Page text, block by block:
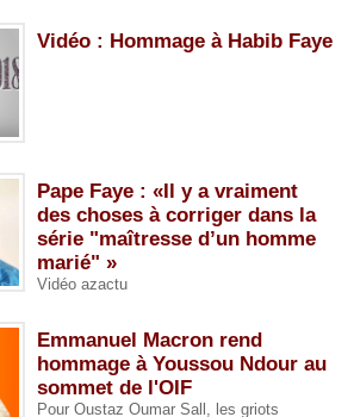
Vidéo : Hommage à Habib Faye
Pape Faye : «Il y a vraiment
des choses à corriger dans la
série "maîtresse d’un homme
marié" »
Vidéo azactu
Emmanuel Macron rend
hommage à Youssou Ndour au
sommet de l'OIF
Pour Oustaz Oumar Sall, les griots